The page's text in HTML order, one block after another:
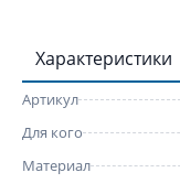
Характеристики
Артикул
Для кого
Материал